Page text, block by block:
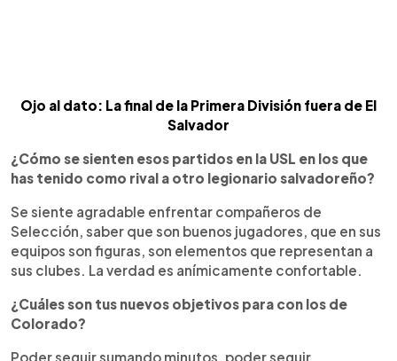
Ojo al dato: La final de la Primera División fuera de El
Salvador
¿Cómo se sienten esos partidos en la USL en los que
has tenido como rival a otro legionario salvadoreño?
Se siente agradable enfrentar compañeros de
Selección, saber que son buenos jugadores, que en sus
equipos son figuras, son elementos que representan a
sus clubes. La verdad es anímicamente confortable.
¿Cuáles son tus nuevos objetivos para con los de
Colorado?
Poder seguir sumando minutos, poder seguir